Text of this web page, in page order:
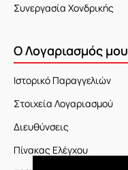
Συνεργασία Χονδρικής
Ο Λογαριασμός μου
Ιστορικό Παραγγελιών
Στοιχεία Λογαριασμού
Διευθύνσεις
Πίνακας Ελέγχου